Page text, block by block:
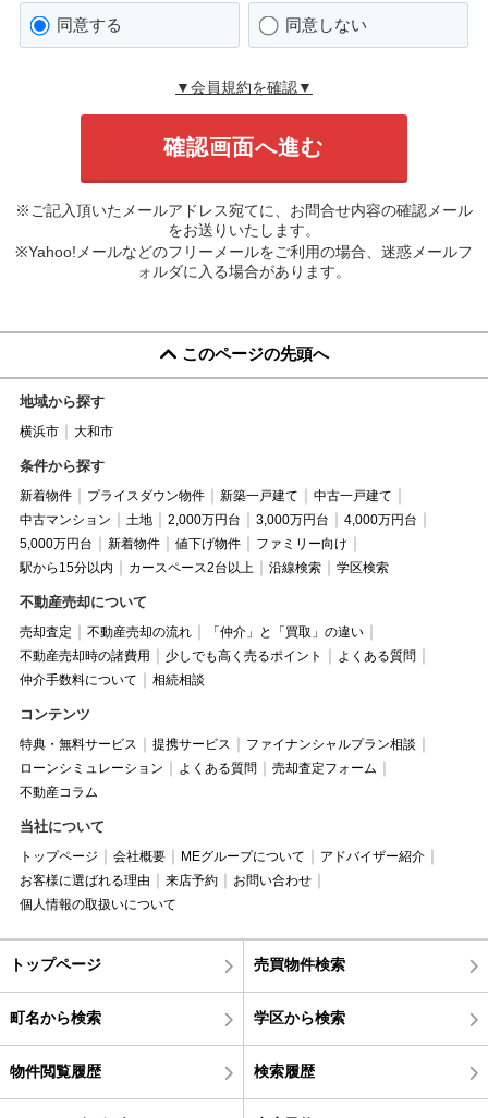
同意する 同意しない
▼会員規約を確認▼
※ご記入頂いたメールアドレス宛てに、お問合せ内容の確認メール
をお送りいたします。
※Yahoo!メールなどのフリーメールをご利用の場合、迷惑メールフ
ォルダに入る場合があります。
このページの先頭へ
地域から探す
横浜市 大和市
条件から探す
新着物件 プライスダウン物件 新築一戸建て
中古一戸建て
中古マンション
土地 2,000万円台 3,000万円台
4,000万円台
5,000万円台
新着物件 値下げ物件
ファミリー向け
駅から15分以内
カースペース2台以上 沿線検索 学区検索
不動産売却について
売却査定 不動産売却の流れ
「仲介」と「買取」の違い
不動産売却時の諸費用
少しでも高く売るポイント
よくある質問
仲介手数料について
相続相談
コンテンツ
特典・無料サービス 提携サービス
ファイナンシャルプラン相談
ローンシミュレーション
よくある質問
売却査定フォーム
不動産コラム
当社について
トップページ 会社概要 MEグループについて
アドバイザー紹介
お客様に選ばれる理由
来店予約
お問い合わせ
個人情報の取扱いについて
トップページ 売買物件検索
町名から検索 学区から検索
物件閲覧履歴 検索履歴